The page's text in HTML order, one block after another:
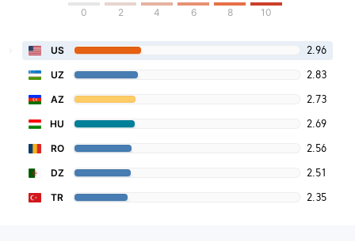
0 2 4 6 8 10
US 2.96
UZ 2.83
AZ 2.73
HU 2.69
RO 2.56
DZ 2.51
TR 2.35